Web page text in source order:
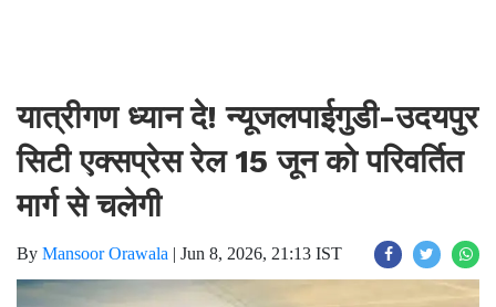
यात्रीगण ध्यान दे! न्यूजलपाईगुडी-उदयपुर
सिटी एक्सप्रेस रेल 15 जून को परिवर्तित
मार्ग से चलेगी
By Mansoor Orawala | Jun 8, 2026, 21:13 IST